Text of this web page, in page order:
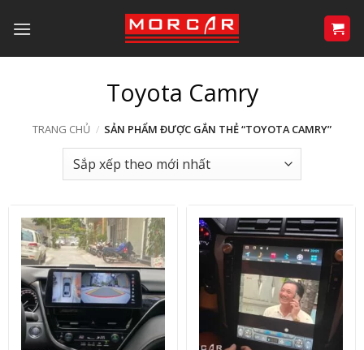
qua
nội
Toyota Camry
TRANG CHỦ / SẢN PHẨM ĐƯỢC GẮN THẺ “TOYOTA CAMRY”